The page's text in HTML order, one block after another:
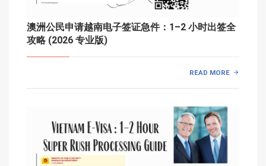
澳洲公民申请越南电子签证急件：1–2 小时出签全
攻略 (2026 专业版)
READ MORE